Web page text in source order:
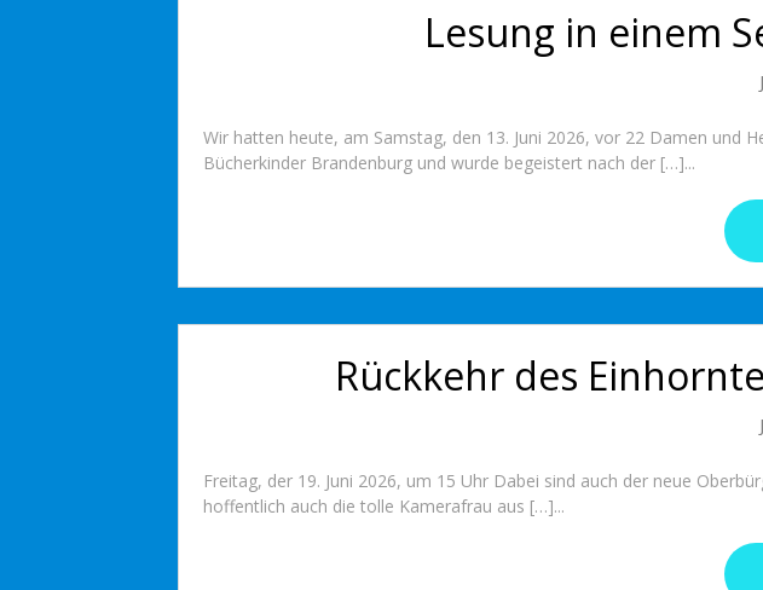
Lesung in einem
Wir hatten heute, am Samstag, den 13. Juni 2026, vor 22 Damen und
Bücherkinder Brandenburg und wurde begeistert nach der […]...
Rückkehr des
Freitag, der 19. Juni 2026, um 15 Uhr Dabei sind auch der neue
hoffentlich auch die tolle Kamerafrau aus […]...